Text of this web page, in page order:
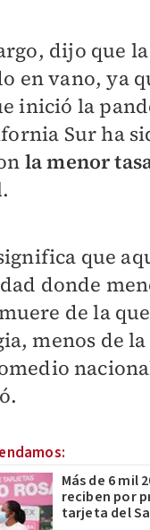
dijo que
en vano, ya
inició la
Sur ha
la menor
.
que
donde
de la
menos de
Más de 6 mil
reciben por
tarjeta del